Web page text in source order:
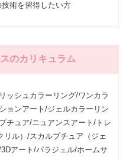
技術を習得したい方
のカリキュラム
ッシュカラーリング/ワンカラ
ョンアート/ジェルカラーリン
チュア/ニュアンスアート/トレ
リル）/スカルプチュア（ジェ
アート/パラジェル/ホームサ